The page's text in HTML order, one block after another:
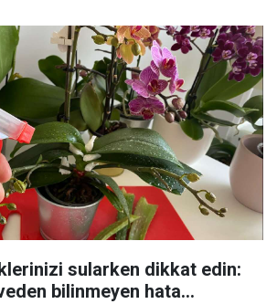
sularken dikkat edin:
bilinmeyen hata...